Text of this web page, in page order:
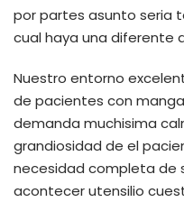
por partes asunto seri­a
cual haya una diferente
Nuestro entorno
de pacientes con
demanda muchisima
grandiosidad de el
necesidad completa de
acontecer utensilio